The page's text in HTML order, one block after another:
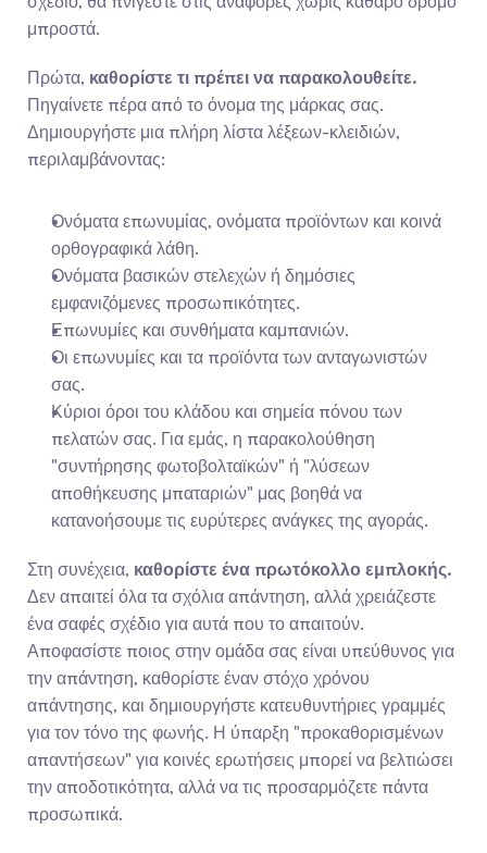
μπροστά.
Πρώτα, καθορίστε τι πρέπει να παρακολουθείτε.
Πηγαίνετε πέρα από το όνομα της μάρκας σας.
Δημιουργήστε μια πλήρη λίστα λέξεων-κλειδιών,
περιλαμβάνοντας:
Ονόματα επωνυμίας, ονόματα προϊόντων και κοινά
ορθογραφικά λάθη.
Ονόματα βασικών στελεχών ή δημόσιες
εμφανιζόμενες προσωπικότητες.
Επωνυμίες και συνθήματα καμπανιών.
Οι επωνυμίες και τα προϊόντα των ανταγωνιστών
σας.
Κύριοι όροι του κλάδου και σημεία πόνου των
πελατών σας. Για εμάς, η παρακολούθηση
"συντήρησης φωτοβολταϊκών" ή "λύσεων
αποθήκευσης μπαταριών" μας βοηθά να
κατανοήσουμε τις ευρύτερες ανάγκες της αγοράς.
Στη συνέχεια, καθορίστε ένα πρωτόκολλο εμπλοκής.
Δεν απαιτεί όλα τα σχόλια απάντηση, αλλά χρειάζεστε
ένα σαφές σχέδιο για αυτά που το απαιτούν.
Αποφασίστε ποιος στην ομάδα σας είναι υπεύθυνος για
την απάντηση, καθορίστε έναν στόχο χρόνου
απάντησης, και δημιουργήστε κατευθυντήριες γραμμές
για τον τόνο της φωνής. Η ύπαρξη "προκαθορισμένων
απαντήσεων" για κοινές ερωτήσεις μπορεί να βελτιώσει
την αποδοτικότητα, αλλά να τις προσαρμόζετε πάντα
προσωπικά.